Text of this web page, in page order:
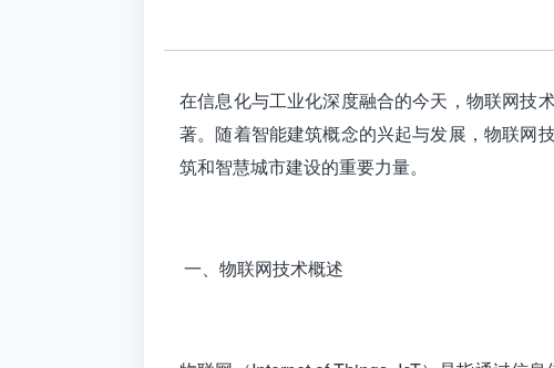
在信息化与工业化深度融合的今天，物联网技
著。随着智能建筑概念的兴起与发展，物联网
筑和智慧城市建设的重要力量。
一、物联网技术概述